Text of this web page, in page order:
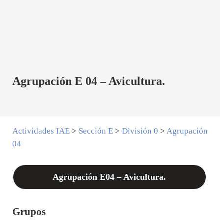
Agrupación E 04 – Avicultura.
Actividades IAE> Sección E> División 0 > Agrupación
04
Agrupación E04 – Avicultura.
Grupos